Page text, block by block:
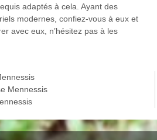
adaptés à cela. Ayant des
modernes, confiez-vous à eux et
avec eux, n’hésitez pas à les
Mennessis